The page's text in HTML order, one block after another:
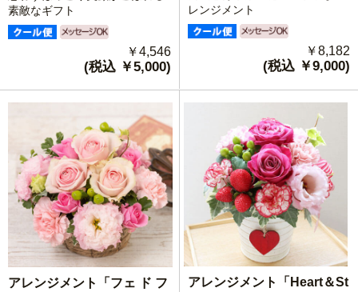
素敵なギフト
￥4,546
(税込 ￥5,000)
レンジメント
￥8,182
(税込 ￥9,000)
アレンジメント「フェ ド フ
アレンジメント「Heart＆St